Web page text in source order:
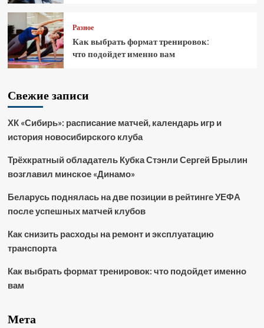
Разное
Как выбрать формат тренировок:
что подойдет именно вам
Свежие записи
ХК «Сибирь»: расписание матчей, календарь игр и
история новосибирского клуба
Трёхкратный обладатель Кубка Стэнли Сергей Брылин
возглавил минское «Динамо»
Беларусь поднялась на две позиции в рейтинге УЕФА
после успешных матчей клубов
Как снизить расходы на ремонт и эксплуатацию
транспорта
Как выбрать формат тренировок: что подойдет именно
вам
Мета